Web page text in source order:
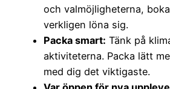
och valmöjligheterna,
verkligen löna sig.
Packa smart: Tänk på
aktiviteterna. Packa lätt
med dig det viktigaste.